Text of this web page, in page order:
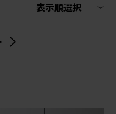
表示順選択
>